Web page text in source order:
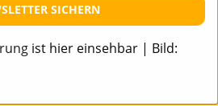
SICHERN
ist hier einsehbar | Bild: